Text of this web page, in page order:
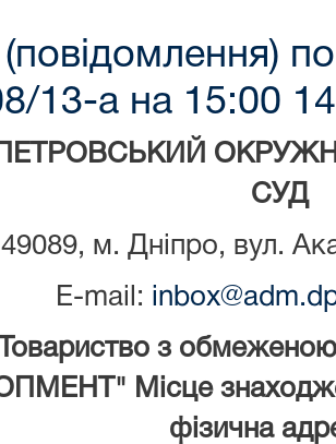
13-а на 15:00
СУД
49089, м. Дніпро, вул.
E-mail:
Товариство з
Місце
фізична